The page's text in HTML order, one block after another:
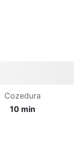
Cozedura
10 min